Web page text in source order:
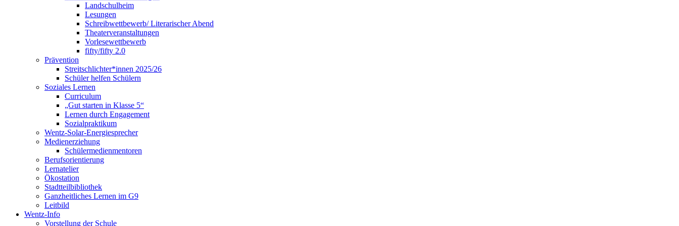
Landschulheim
Lesungen
Schreibwettbewerb/ Literarischer Abend
Theaterveranstaltungen
Vorlesewettbewerb
fifty/fifty 2.0
Prävention
Streitschlichter*innen 2025/26
Schüler helfen Schülern
Soziales Lernen
Curriculum
„Gut starten in Klasse 5“
Lernen durch Engagement
Sozialpraktikum
Wentz-Solar-Energiesprecher
Medienerziehung
Schülermedienmentoren
Berufsorientierung
Lernatelier
Ökostation
Stadtteilbibliothek
Ganzheitliches Lernen im G9
Leitbild
Wentz-Info
Vorstellung der Schule